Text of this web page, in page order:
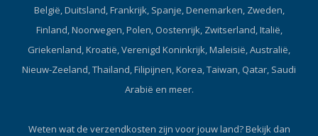
aantrekken. Onderkant is
dunner zodat er minder
bulk ontstaat bij
overlapping. Klik hier en
lees onze Blog over
onderpakken!Compressie
België, Duitsland, Frankrijk, Spanje, Denemarken, Zweden,
Finland, Noorwegen, Polen, Oostenrijk, Zwitserland, Italië,
Griekenland, Kroatië, Verenigd Koninkrijk, Maleisië, Australië,
Nieuw-Zeeland, Thailand, Filipijnen, Korea, Taiwan, Qatar, Saudi
Arabië en meer.
Weten wat de verzendkosten zijn voor jouw land?Bekijk dan